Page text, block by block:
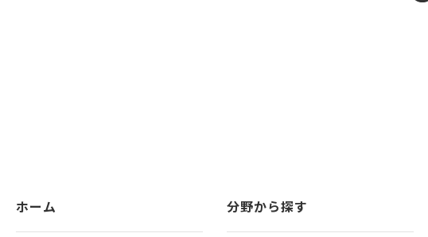
ホーム 分野から探す